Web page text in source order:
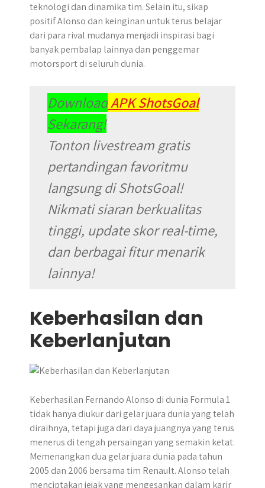
teknologi dan dinamika tim. Selain itu, sikap
positif Alonso dan keinginan untuk terus belajar
dari para rival mudanya menjadi inspirasi bagi
banyak pembalap lainnya dan penggemar
motorsport di seluruh dunia.
DownloadAPK ShotsGoal
Sekarang!
Tonton livestream gratis
pertandingan favoritmu
langsung di ShotsGoal!
Nikmati siaran berkualitas
tinggi, update skor real-time,
dan berbagai fitur menarik
lainnya!
Keberhasilan dan
Keberlanjutan
Keberhasilan Fernando Alonso di dunia Formula 1
tidak hanya diukur dari gelar juara dunia yang telah
diraihnya, tetapi juga dari daya juangnya yang terus
menerus di tengah persaingan yang semakin ketat.
Memenangkan dua gelar juara dunia pada tahun
2005 dan 2006 bersama tim Renault. Alonso telah
menciptakan jejak yang mengesankan dalam karir